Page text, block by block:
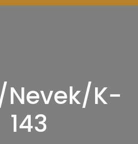
Nevek/K-
143